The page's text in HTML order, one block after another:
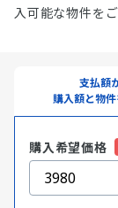
入可能な物件を
支払額
購入額と物
購入希望価格